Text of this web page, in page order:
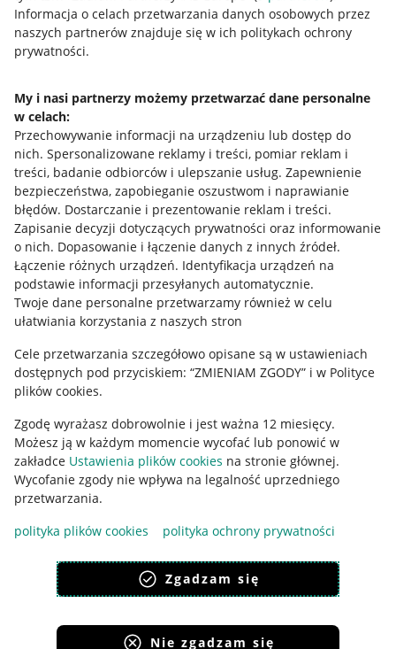
Informacja o celach przetwarzania danych osobowych przez
naszych partnerów znajduje się w ich politykach ochrony
prywatności.
My i nasi partnerzy możemy przetwarzać dane personalne
w celach:
Przechowywanie informacji na urządzeniu lub dostęp do
nich. Spersonalizowane reklamy i treści, pomiar reklam i
treści, badanie odbiorców i ulepszanie usług. Zapewnienie
bezpieczeństwa, zapobieganie oszustwom i naprawianie
błędów. Dostarczanie i prezentowanie reklam i treści.
Zapisanie decyzji dotyczących prywatności oraz informowanie
o nich. Dopasowanie i łączenie danych z innych źródeł.
Łączenie różnych urządzeń. Identyfikacja urządzeń na
podstawie informacji przesyłanych automatycznie.
Twoje dane personalne przetwarzamy również w celu
ułatwiania korzystania z naszych stron
Cele przetwarzania szczegółowo opisane są w ustawieniach
dostępnych pod przyciskiem: “ZMIENIAM ZGODY” i w Polityce
plików cookies.
Zgodę wyrażasz dobrowolnie i jest ważna 12 miesięcy.
Możesz ją w każdym momencie wycofać lub ponowić w
zakładce Ustawienia plików cookies na stronie głównej.
Wycofanie zgody nie wpływa na legalność uprzedniego
przetwarzania.
polityka plików cookies
polityka ochrony prywatności
Zgadzam się
Nie zgadzam się
Przydatne informacje
Jak to działa
Allegro Gadane dla sprzedających
Allegro Gadane dla kupujących
Mapa miejscowości
Informacje prawne
Regulamin
Polityka plików "cookies"
Ustawienia plików "cookies"
Udostępnianie lokalizacji
Informacje dla Aktu o Usługach Cyfrowych
Pobierz aplikację